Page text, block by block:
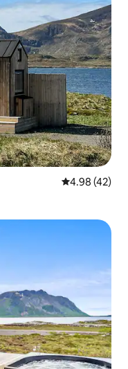
レビュー42
4.98 (42)